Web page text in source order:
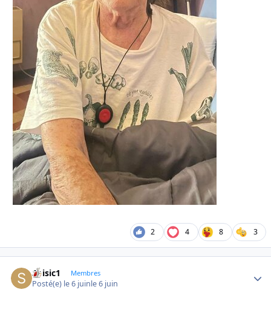
2 4 8 3
Soisic1 Membres
Posté(e) le 6 juinle 6 juin